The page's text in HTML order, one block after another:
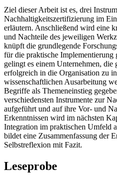
Ziel dieser Arbeit ist es, drei
Nachhaltigkeitszertifizierung im
erläutern. Anschließend wird eine
und Nachteile des jeweiligen
knüpft die grundlegende
für die praktische Implementierung
gelingt es einem Unternehmen, die
erfolgreich in die Organisation zu
wissenschaftlichen Ausarbeitung
Begriffe als Themeneinstieg
verschiedensten Instrumente zur
aufgeführt und auf ihre Vor- und
Erkenntnissen wird im nächsten
Integration im praktischen Umfeld
bildet eine Zusammenfassung der
Selbstreflexion mit Fazit.
Leseprobe